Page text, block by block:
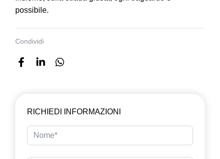
possibile.
Condividi
RICHIEDI INFORMAZIONI